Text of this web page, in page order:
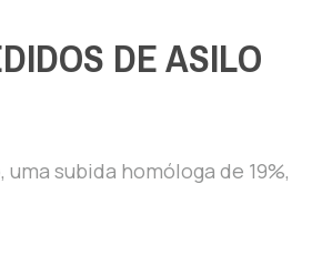
DE ASILO
subida homóloga de 19%,